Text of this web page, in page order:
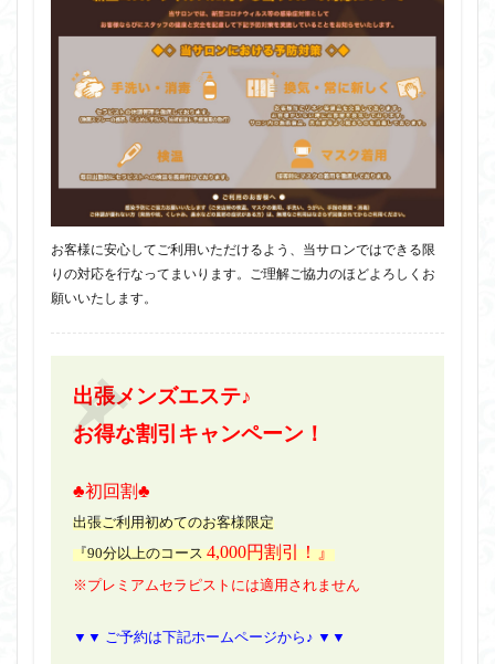
お客様に安心してご利用いただけるよう、当サロンではできる限
りの対応を行なってまいります。ご理解ご協力のほどよろしくお
願いいたします。
出張メンズエステ♪
お得な割引キャンペーン！
♣初回割♣
出張ご利用初めてのお客様限定
『90分以上のコース4,000円割引！』
※プレミアムセラピストには適用されません
▼▼ ご予約は下記ホームページから♪ ▼▼